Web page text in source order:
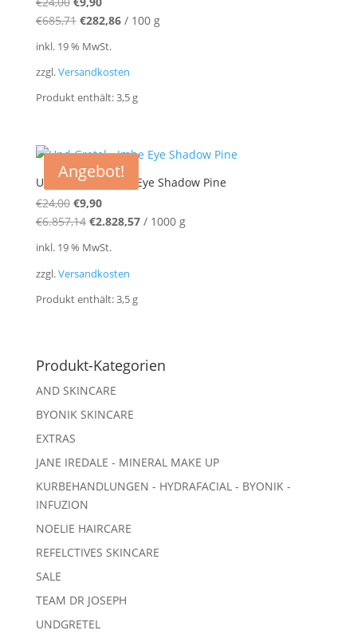
PreisPreis
€685,71 €282,86/ 100 g
inkl. 19 % MwSt.
zzgl.Versandkosten
Produkt enthält: 3,5 g
Angebot!
Und Gretel – Imbe Eye Shadow Pine
€24,00 Ursprünglicher
Preis
€9,90Aktueller
Preis
€6.857,14 €2.828,57/ 1000 g
inkl. 19 % MwSt.
zzgl.Versandkosten
Produkt enthält: 3,5 g
Produkt-Kategorien
AND SKINCARE
BYONIK SKINCARE
EXTRAS
JANE IREDALE - MINERAL MAKE UP
KURBEHANDLUNGEN - HYDRAFACIAL - BYONIK -
INFUZION
NOELIE HAIRCARE
REFELCTIVES SKINCARE
SALE
TEAM DR JOSEPH
UNDGRETEL